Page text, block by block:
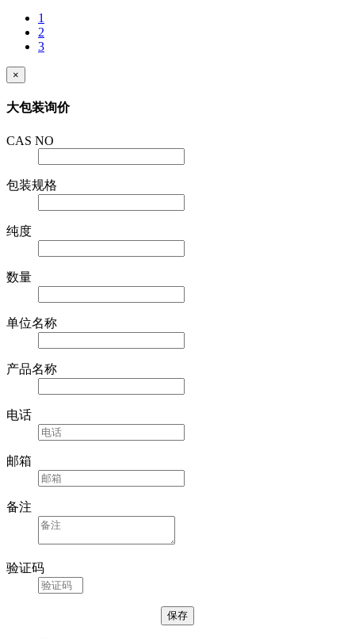
1
2
3
×
大包装询价
CAS NO
包装规格
纯度
数量
单位名称
产品名称
电话
邮箱
备注
验证码